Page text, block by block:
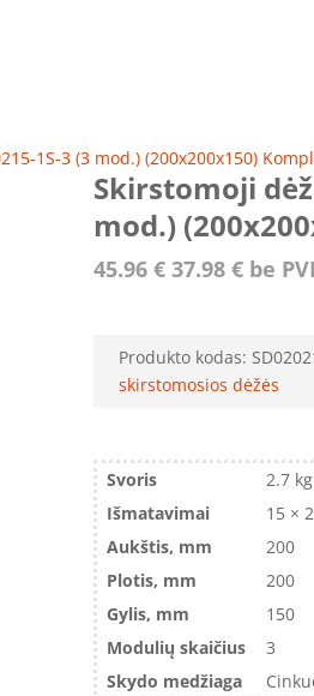
1S-3 (3 mod.) (200x200x150)
Skirstomoji
mod.)
45.96 € 37.98 €be
Produkto kodas:
skirstomosios dėžės
Svoris
2.7 kg
Išmatavimai
15 ×
Aukštis, mm
200
Plotis, mm
200
Gylis, mm
150
Modulių skaičius
3
Skydo medžiaga